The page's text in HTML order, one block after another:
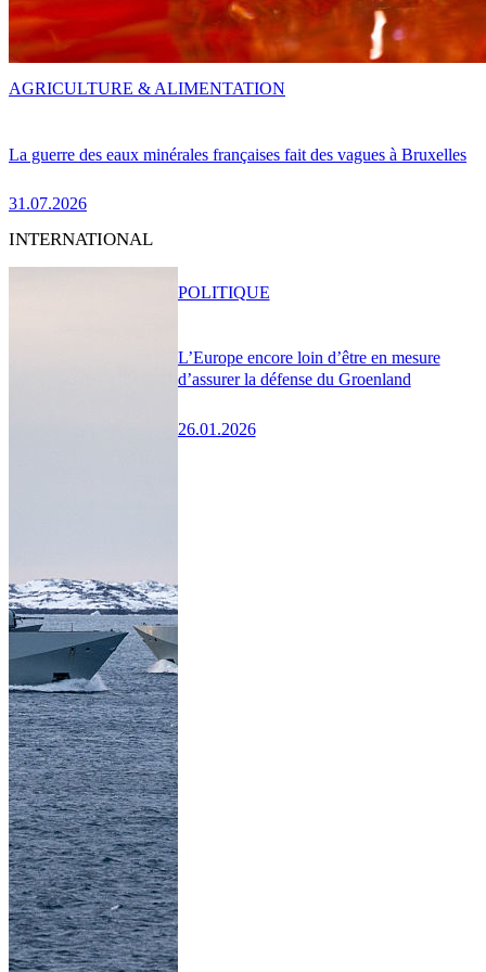
La guerre des eaux minérales françaises fait des vagues à Bruxelles
31.07.2026
AGRICULTURE & ALIMENTATION
INTERNATIONAL
L’Europe encore loin d’être en mesure
d’assurer la défense du Groenland
26.01.2026
POLITIQUE